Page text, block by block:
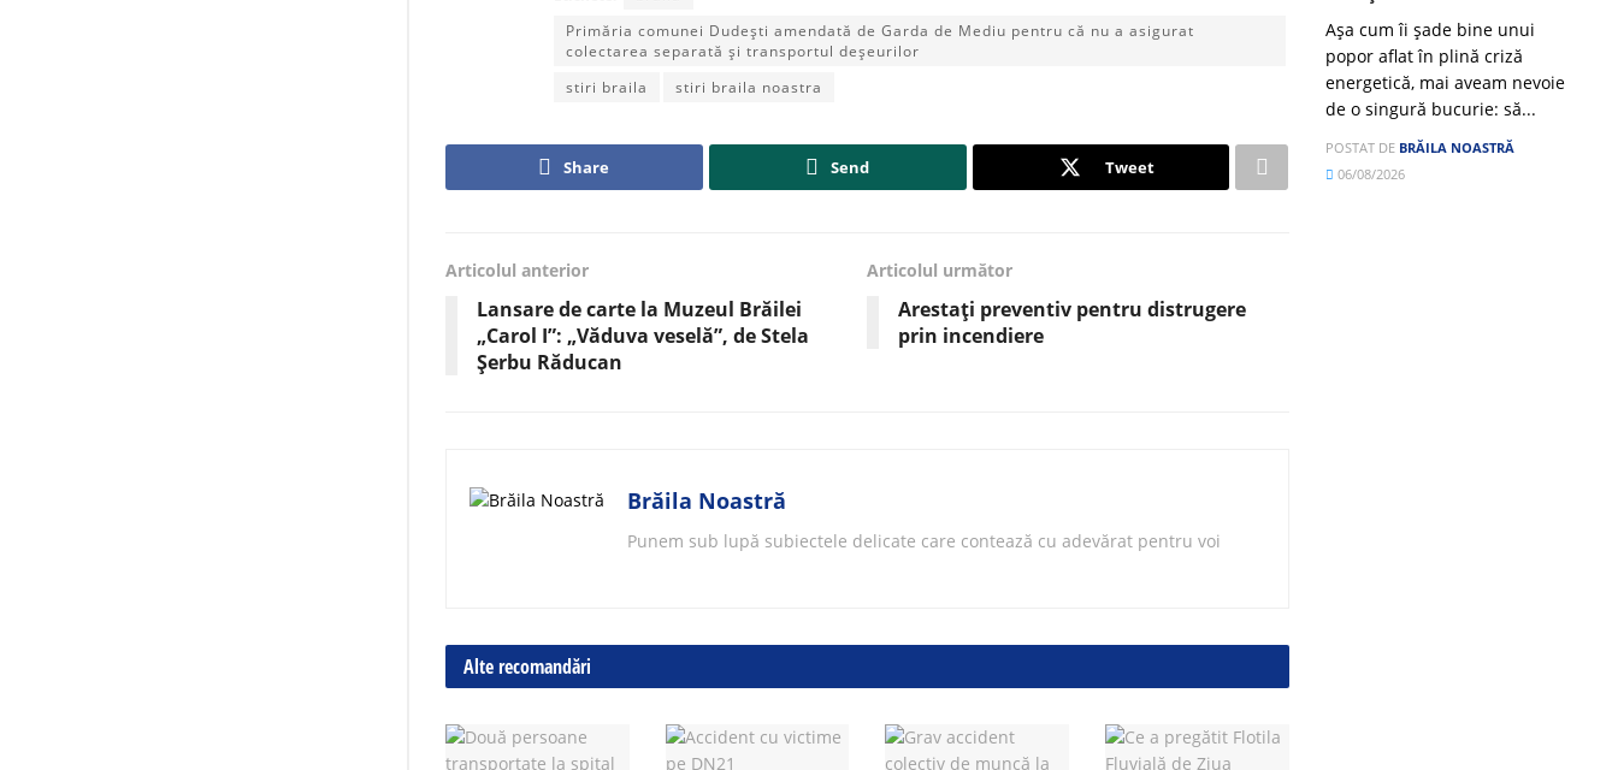
Primăria comunei Dudești amendată de Garda de Mediu pentru că nu a asigurat
colectarea separată și transportul deșeurilor
stiri braila
stiri braila noastra
Share Send Tweet
Articolul anterior
Lansare de carte la Muzeul Brăilei
„Carol I”: „Văduva veselă”, de Stela
Șerbu Răducan
Articolul următor
Arestați preventiv pentru distrugere
prin incendiere
Brăila Noastră
Punem sub lupă subiectele delicate care contează cu adevărat pentru voi
Alte recomandări
Așa cum îi șade bine unui
popor aflat în plină criză
energetică, mai aveam nevoie
de o singură bucurie: să...
POSTAT DE BRĂILA NOASTRĂ
06/08/2026